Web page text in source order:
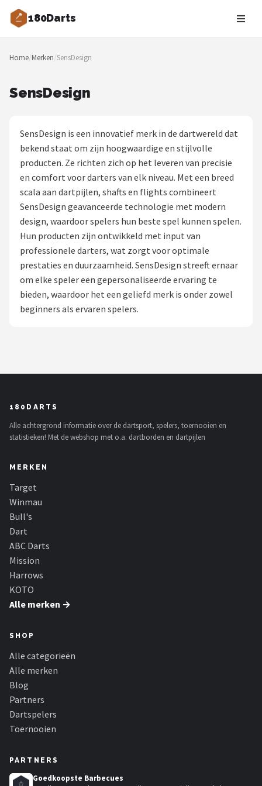
180Darts
Zoeken
NAVIGATIE
Blog
Dartspelers
Toernooien
Spelregels
Uitgooilijst
Dartshop
Dart
ABC Darts
Mission
Harrows
KOTO
Unicorn
Red Dragon
Home/Merken/SensDesign
SensDesign
SensDesign is een innovatief merk in de dartwereld dat
bekend staat om zijn hoogwaardige en stijlvolle
producten. Ze richten zich op het leveren van precisie
en comfort voor darters van elk niveau. Met een breed
scala aan dartpijlen, shafts en flights combineert
SensDesign geavanceerde technologie met modern
design, waardoor spelers hun beste spel kunnen spelen.
Hun producten zijn ontwikkeld met input van
professionele darters, wat zorgt voor optimale
prestaties en duurzaamheid. SensDesign streeft ernaar
om elke speler een gepersonaliseerde ervaring te
bieden, waardoor het een geliefd merk is onder zowel
beginners als ervaren spelers.
180DARTS
Alle achtergrond informatie over de dartsport, spelers, toernooien en
statistieken! Met de webshop met o.a. dartborden en dartpijlen
MERKEN
Target
Winmau
Bull's
Dart
ABC Darts
Mission
Harrows
KOTO
Alle merken →
SHOP
Alle categorieën
Alle merken
Blog
Partners
Dartspelers
Toernooien
PARTNERS
Goedkoopste Barbecues